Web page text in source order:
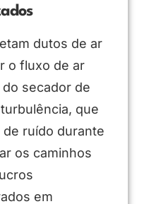
dutos de ar
o fluxo de ar
secador de
que
ruído durante
os caminhos
em